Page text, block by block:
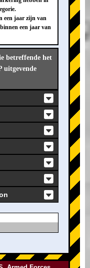
een jaar zijn van
een jaar van
betreffende het
uitgevende